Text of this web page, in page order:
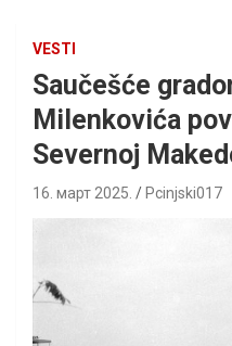
VESTI
Saučešće
Milenkovića
Severnoj
16. март 2025. Pcinjski017